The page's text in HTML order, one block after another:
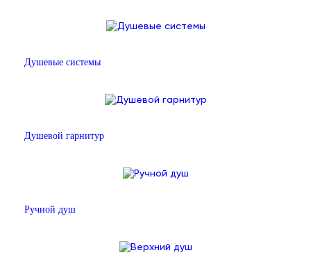
Душевые системы
Душевой гарнитур
Ручной душ